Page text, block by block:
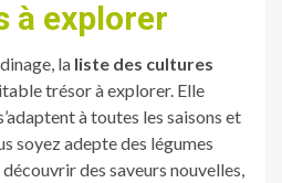
à explorer
la liste des cultures
trésor à explorer. Elle
à toutes les saisons et
soyez adepte des légumes
des saveurs nouvelles,